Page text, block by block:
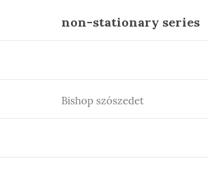
non-stationary series
Bishop szószedet